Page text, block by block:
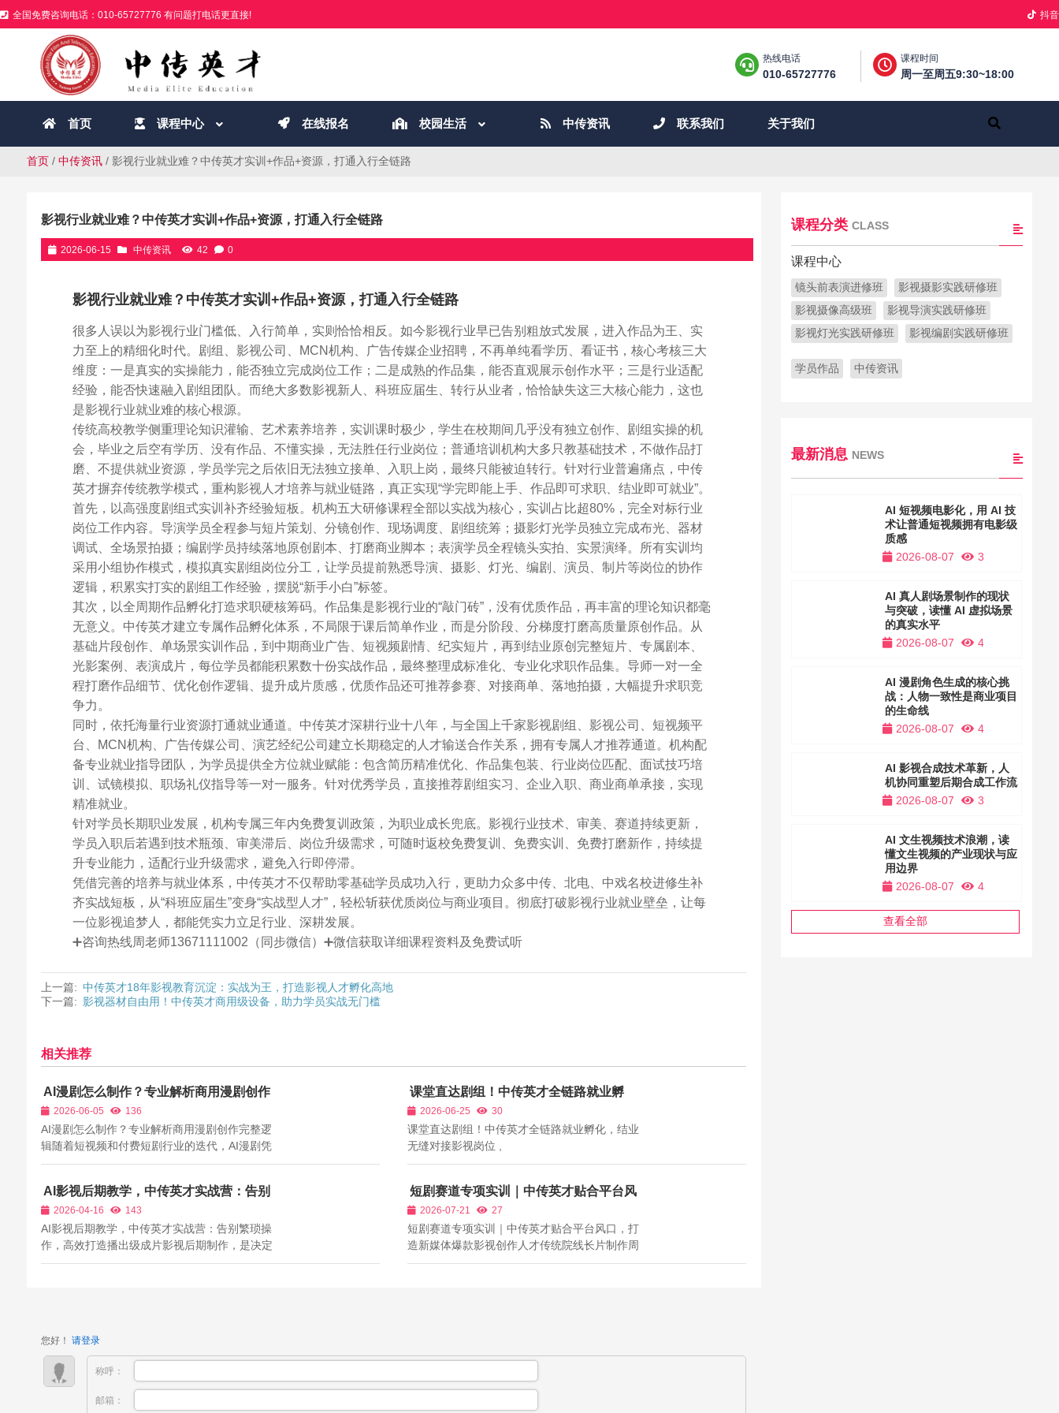
全国免费咨询电话：010-65727776 有问题打电话更直接! 抖音
热线电话
010-65727776
课程时间
周一至周五9:30~18:00
首页 课程中心 在线报名 校园生活 中传资讯 联系我们 关于我们
首页/ 中传资讯/ 影视行业就业难？中传英才实训+作品+资源，打通入行全链路
影视行业就业难？中传英才实训+作品+资源，打通入行全链路
2026-06-15 中传资讯 42 0
影视行业就业难？中传英才实训+作品+资源，打通入行全链路
很多人误以为影视行业门槛低、入行简单，实则恰恰相反。如今影视行业早已告别粗放式发展，进入作品为王、实
力至上的精细化时代。剧组、影视公司、MCN机构、广告传媒企业招聘，不再单纯看学历、看证书，核心考核三大
维度：一是真实的实操能力，能否独立完成岗位工作；二是成熟的作品集，能否直观展示创作水平；三是行业适配
经验，能否快速融入剧组团队。而绝大多数影视新人、科班应届生、转行从业者，恰恰缺失这三大核心能力，这也
是影视行业就业难的核心根源。
传统高校教学侧重理论知识灌输、艺术素养培养，实训课时极少，学生在校期间几乎没有独立创作、剧组实操的机
会，毕业之后空有学历、没有作品、不懂实操，无法胜任行业岗位；普通培训机构大多只教基础技术，不做作品打
磨、不提供就业资源，学员学完之后依旧无法独立接单、入职上岗，最终只能被迫转行。针对行业普遍痛点，中传
英才摒弃传统教学模式，重构影视人才培养与就业链路，真正实现“学完即能上手、作品即可求职、结业即可就业”。
首先，以高强度剧组式实训补齐经验短板。机构五大研修课程全部以实战为核心，实训占比超80%，完全对标行业
岗位工作内容。导演学员全程参与短片策划、分镜创作、现场调度、剧组统筹；摄影灯光学员独立完成布光、器材
调试、全场景拍摄；编剧学员持续落地原创剧本、打磨商业脚本；表演学员全程镜头实拍、实景演绎。所有实训均
采用小组协作模式，模拟真实剧组岗位分工，让学员提前熟悉导演、摄影、灯光、编剧、演员、制片等岗位的协作
逻辑，积累实打实的剧组工作经验，摆脱“新手小白”标签。
其次，以全周期作品孵化打造求职硬核筹码。作品集是影视行业的“敲门砖”，没有优质作品，再丰富的理论知识都毫
无意义。中传英才建立专属作品孵化体系，不局限于课后简单作业，而是分阶段、分梯度打磨高质量原创作品。从
基础片段创作、单场景实训作品，到中期商业广告、短视频剧情、纪实短片，再到结业原创完整短片、专属剧本、
光影案例、表演成片，每位学员都能积累数十份实战作品，最终整理成标准化、专业化求职作品集。导师一对一全
程打磨作品细节、优化创作逻辑、提升成片质感，优质作品还可推荐参赛、对接商单、落地拍摄，大幅提升求职竞
争力。
同时，依托海量行业资源打通就业通道。中传英才深耕行业十八年，与全国上千家影视剧组、影视公司、短视频平
台、MCN机构、广告传媒公司、演艺经纪公司建立长期稳定的人才输送合作关系，拥有专属人才推荐通道。机构配
备专业就业指导团队，为学员提供全方位就业赋能：包含简历精准优化、作品集包装、行业岗位匹配、面试技巧培
训、试镜模拟、职场礼仪指导等一对一服务。针对优秀学员，直接推荐剧组实习、企业入职、商业商单承接，实现
精准就业。
针对学员长期职业发展，机构专属三年内免费复训政策，为职业成长兜底。影视行业技术、审美、赛道持续更新，
学员入职后若遇到技术瓶颈、审美滞后、岗位升级需求，可随时返校免费复训、免费实训、免费打磨新作，持续提
升专业能力，适配行业升级需求，避免入行即停滞。
凭借完善的培养与就业体系，中传英才不仅帮助零基础学员成功入行，更助力众多中传、北电、中戏名校进修生补
齐实战短板，从“科班应届生”变身“实战型人才”，轻松斩获优质岗位与商业项目。彻底打破影视行业就业壁垒，让每
一位影视追梦人，都能凭实力立足行业、深耕发展。
➕咨询热线周老师13671111002（同步微信）➕微信获取详细课程资料及免费试听
上一篇: 中传英才18年影视教育沉淀：实战为王，打造影视人才孵化高地
下一篇: 影视器材自由用！中传英才商用级设备，助力学员实战无门槛
相关推荐
AI漫剧怎么制作？专业解析商用漫剧创作
完整逻辑
2026-06-05 136
AI漫剧怎么制作？专业解析商用漫剧创作完整逻
辑随着短视频和付费短剧行业的迭代，AI漫剧凭
借低成本、高产能、风格多样、受众广泛的核心
番茄短剧、红果短剧、抖音、快手等主流平台，
常年霸占热度榜单的爆款内容中，AI漫剧...
课堂直达剧组！中传英才全链路就业孵
化，结业无缝对接影视岗位
2026-06-25 30
课堂直达剧组！中传英才全链路就业孵化，结业
无缝对接影视岗位 ,
AI影视后期教学，中传英才实战营：告别
繁琐操作，高效打造播出级成片
2026-04-16 143
AI影视后期教学，中传英才实战营：告别繁琐操
作，高效打造播出级成片影视后期制作，是决定
作品质感的关键环节，也是影视创作中最繁琐、
短剧赛道专项实训｜中传英才贴合平台风
口，打造新媒体爆款影视创作人才
2026-07-21 27
短剧赛道专项实训｜中传英才贴合平台风口，打
造新媒体爆款影视创作人才传统院线长片制作周
期长、投入成本高、入行门槛严苛，而新媒体竖
您好！ 请登录
称呼：
邮箱：
课程分类 CLASS
课程中心
镜头前表演进修班
影视摄影实践研修班
影视摄像高级班
影视导演实践研修班
影视灯光实践研修班
影视编剧实践研修班
学员作品 中传资讯
最新消息 NEWS
AI 短视频电影化，用 AI 技
术让普通短视频拥有电影级
质感
2026-08-07
3
AI 真人剧场景制作的现状
与突破，读懂 AI 虚拟场景
的真实水平
2026-08-07
4
AI 漫剧角色生成的核心挑
战：人物一致性是商业项目
的生命线
2026-08-07
4
AI 影视合成技术革新，人
机协同重塑后期合成工作流
2026-08-07
3
AI 文生视频技术浪潮，读
懂文生视频的产业现状与应
用边界
2026-08-07
4
查看全部